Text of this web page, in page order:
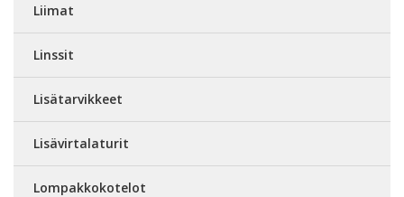
Liimat
Linssit
Lisätarvikkeet
Lisävirtalaturit
Lompakkokotelot